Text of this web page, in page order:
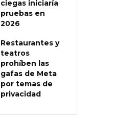
ciegas iniciaría
pruebas en
2026
Restaurantes y
teatros
prohíben las
gafas de Meta
por temas de
privacidad